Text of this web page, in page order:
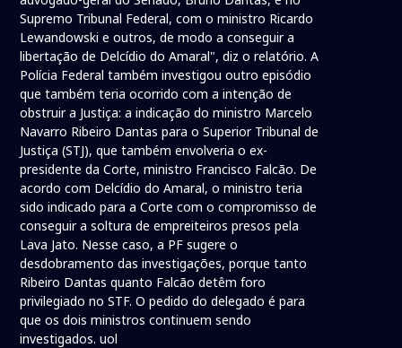
Supremo Tribunal Federal, com o ministro Ricardo
Lewandowski e outros, de modo a conseguir a
libertação de Delcídio do Amaral", diz o relatório. A
Polícia Federal também investigou outro episódio
que também teria ocorrido com a intenção de
obstruir a Justiça: a indicação do ministro Marcelo
Navarro Ribeiro Dantas para o Superior Tribunal de
Justiça (STJ), que também envolveria o ex-
presidente da Corte, ministro Francisco Falcão. De
acordo com Delcídio do Amaral, o ministro teria
sido indicado para a Corte com o compromisso de
conseguir a soltura de empreiteiros presos pela
Lava Jato. Nesse caso, a PF sugere o
desdobramento das investigações, porque tanto
Ribeiro Dantas quanto Falcão detêm foro
privilegiado no STF. O pedido do delegado é para
que os dois ministros continuem sendo
investigados. uol